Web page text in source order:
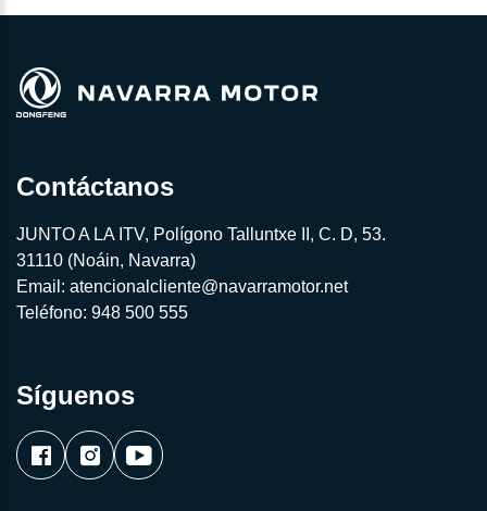
Contáctanos
JUNTO A LA ITV, Polígono Talluntxe II, C. D, 53.
31110 (Noáin, Navarra)
Email: atencionalcliente@navarramotor.net
Teléfono: 948 500 555
Síguenos